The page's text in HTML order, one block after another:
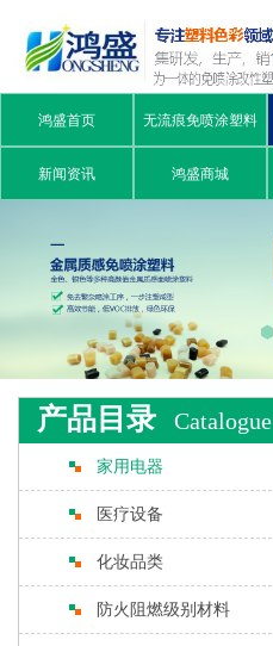
鸿盛首页 无流痕免喷涂塑料
新闻资讯 鸿盛商城
产品目录 Catalogue
家用电器
医疗设备
化妆品类
防火阻燃级别材料